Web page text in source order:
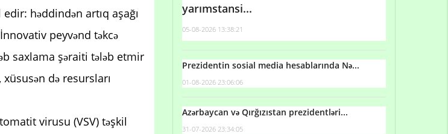
həddindən artıq aşağı
peyvənd təkcə
saxlama şəraiti tələb etmir
də resursları
virusu (VSV) təşkil
yarımstansi...
05-08-2026 13:38:21
Prezidentin sosial media hesablarında Nə...
01-08-2026 23:06:06
Azərbaycan və Qırğızıstan prezidentləri...
31-07-2026 23:34:05